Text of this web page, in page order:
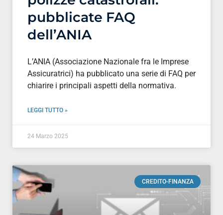
pubblicate FAQ
dell’ANIA
L’ANIA (Associazione Nazionale fra le Imprese
Assicuratrici) ha pubblicato una serie di FAQ per
chiarire i principali aspetti della normativa.
LEGGI TUTTO »
24 Marzo 2025
CREDITO-FINANZA